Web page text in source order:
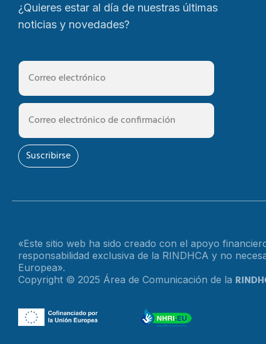
¿Quieres estar al día de nuestras últimas
noticias y novedades?
Suscribirse
«Este sitio web ha sido creado con el apoyo
responsabilidad exclusiva de la RINDHCA y no
Europea».
Copyright © 2025 Área de Comunicación de la